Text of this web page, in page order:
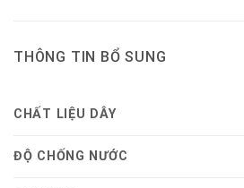
THÔNG TIN BỔ SUNG
CHẤT LIỆU DÂY
ĐỘ CHỐNG NƯỚC